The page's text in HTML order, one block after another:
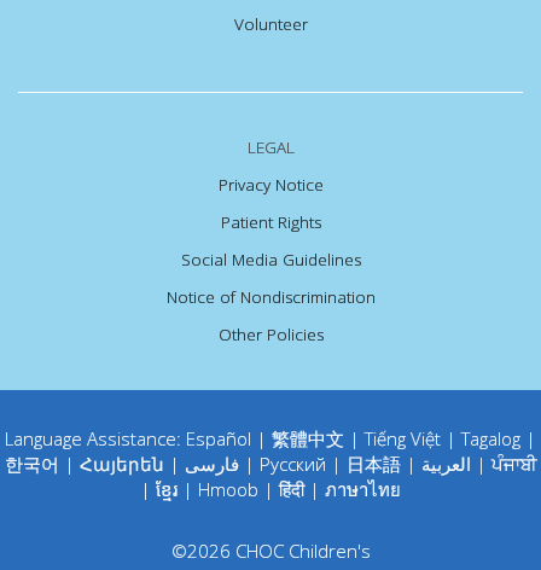
Volunteer
LEGAL
Privacy Notice
Patient Rights
Social Media Guidelines
Notice of Nondiscrimination
Other Policies
Language Assistance: Español | 繁體中文 |Tiếng Việt |Tagalog |
한국어 | Հայերեն | فارسی| Русский | 日本語| العربية |ਪੰਜਾਬੀ
| ខ្មែរ | Hmoob |हिंदी| ภาษาไทย
©2026 CHOC Children's